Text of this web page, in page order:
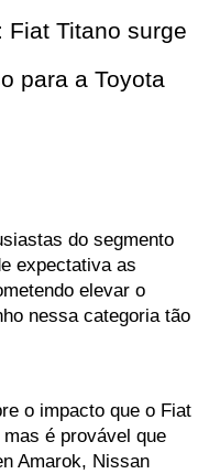
Fiat Titano surge
para a Toyota
do segmento
expectativa as
elevar o
nessa categoria tão
o impacto que o Fiat
é provável que
Amarok, Nissan